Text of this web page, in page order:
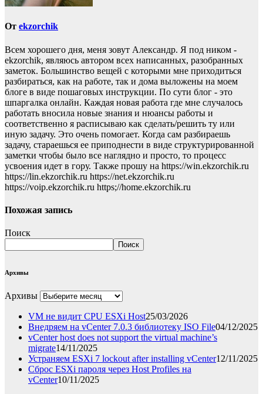
От ekzorchik
Всем хорошего дня, меня зовут Александр. Я под ником -
ekzorchik, являюсь автором всех написанных, разобранных
заметок. Большинство вещей с которыми мне приходиться
разбираться, как на работе, так и дома выложены на моем
блоге в виде пошаговых инструкции. По сути блог - это
шпаргалка онлайн. Каждая новая работа где мне случалось
работать вносила новые знания и нюансы работы и
соответственно я расписываю как сделать/решить ту или
иную задачу. Это очень помогает. Когда сам разбираешь
задачу, стараешься ее приподнести в виде структурированной
заметки чтобы было все наглядно и просто, то процесс
усвоения идет в гору. Также прошу на https://win.ekzorchik.ru
https://lin.ekzorchik.ru https://net.ekzorchik.ru
https://voip.ekzorchik.ru https;//home.ekzorchik.ru
Похожая запись
Поиск
Поиск
Архивы
Архивы
VM не видит CPU ESXi Host25/03/2026
Внедряем на vCenter 7.0.3 библиотеку ISO File04/12/2025
vCenter host does not support the virtual machine’s
migrate14/11/2025
Устраняем ESXi 7 lockout after installing vCenter12/11/2025
Сброс ESXi пароля через Host Profiles на
vCenter10/11/2025